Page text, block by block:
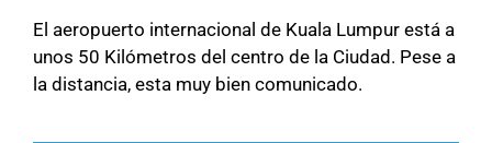
El aeropuerto internacional de Kuala Lumpur está a
unos 50 Kilómetros del centro de la Ciudad. Pese a
la distancia, esta muy bien comunicado.